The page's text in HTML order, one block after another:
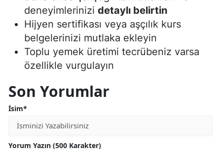
deneyimlerinizi detaylı belirtin
Hijyen sertifikası veya aşçılık kurs
belgelerinizi mutlaka ekleyin
Toplu yemek üretimi tecrübeniz varsa
özellikle vurgulayın
Son Yorumlar
İsim*
Yorum Yazın (500 Karakter)